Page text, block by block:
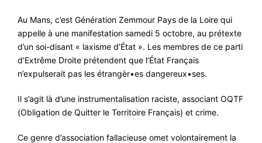
Au Mans, c’est Génération Zemmour Pays de la Loire qui
appelle à une manifestation samedi 5 octobre, au prétexte
d’un soi-disant « laxisme d’État ». Les membres de ce parti
d’Extrême Droite prétendent que l’État Français
n’expulserait pas les étrangèr•es dangereux•ses.
Il s’agit là d’une instrumentalisation raciste, associant OQTF
(Obligation de Quitter le Territoire Français) et crime.
Ce genre d’association fallacieuse omet volontairement la